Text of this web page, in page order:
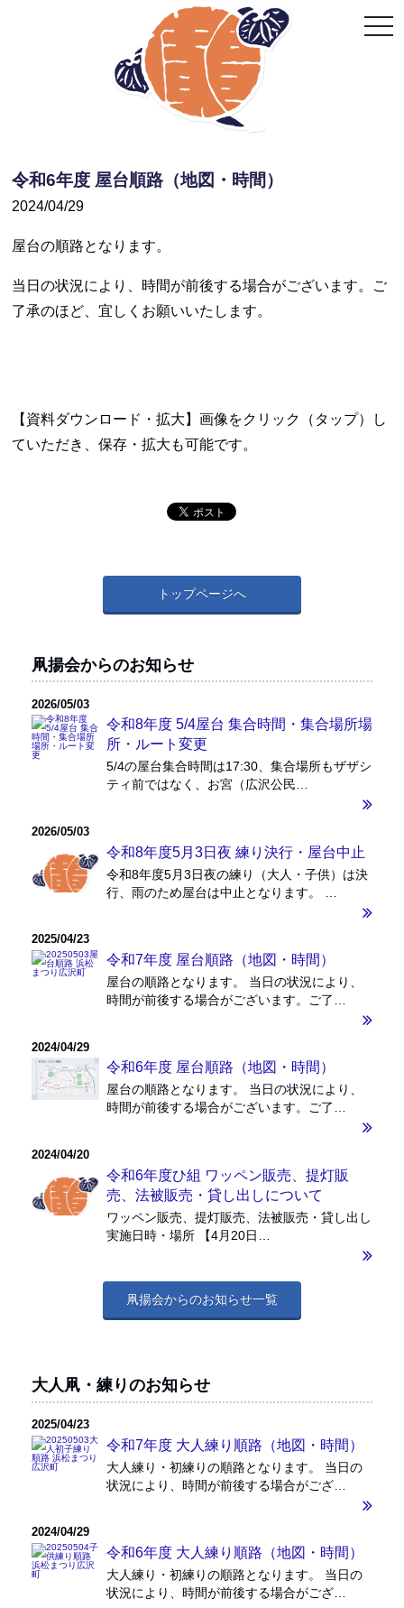
令和6年度 屋台順路（地図・時間）
2024/04/29
屋台の順路となります。
当日の状況により、時間が前後する場合がございます。ご
了承のほど、宜しくお願いいたします。
【資料ダウンロード・拡大】画像をクリック（タップ）し
ていただき、保存・拡大も可能です。
トップページへ
凧揚会からのお知らせ
2026/05/03
令和8年度 5/4屋台 集合時間・集合場所場
所・ルート変更
5/4の屋台集合時間は17:30、集合場所もザザシ
ティ前ではなく、お宮（広沢公民…
2026/05/03
令和8年度5月3日夜 練り決行・屋台中止
令和8年度5月3日夜の練り（大人・子供）は決
行、雨のため屋台は中止となります。 …
2025/04/23
令和7年度 屋台順路（地図・時間）
屋台の順路となります。 当日の状況により、
時間が前後する場合がございます。ご了…
2024/04/29
令和6年度 屋台順路（地図・時間）
屋台の順路となります。 当日の状況により、
時間が前後する場合がございます。ご了…
2024/04/20
令和6年度ひ組 ワッペン販売、提灯販
売、法被販売・貸し出しについて
ワッペン販売、提灯販売、法被販売・貸し出し
実施日時・場所 【4月20日…
凧揚会からのお知らせ一覧
大人凧・練りのお知らせ
2025/04/23
令和7年度 大人練り順路（地図・時間）
大人練り・初練りの順路となります。 当日の
状況により、時間が前後する場合がござ…
2024/04/29
令和6年度 大人練り順路（地図・時間）
大人練り・初練りの順路となります。 当日の
状況により、時間が前後する場合がござ…